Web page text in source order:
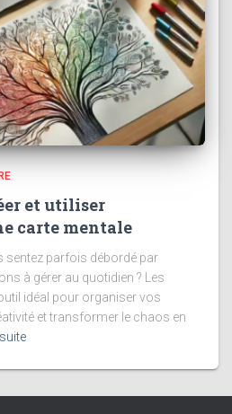
et utiliser
carte mentale
sentez parfois débordé par
à gérer au quotidien ? Les
idéal pour organiser vos
et transformer le chaos en
suite